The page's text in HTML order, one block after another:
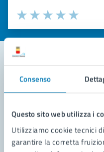
Consenso
Questo sito web utilizza i
Utilizziamo cookie tecnici
garantire la corretta
Valuta la chiarezza delle
Seleziona il numero di
Valuta 5
Valuta 4
Valuta 3 stelle su
Valuta 2 stelle su 5
Valuta 1 stelle su 5
Contatta il comune
Richiedi assistenza
Prenota